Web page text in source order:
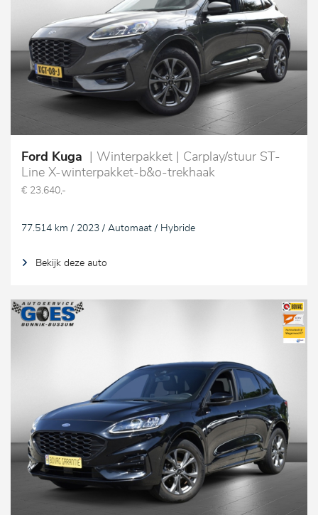
Ford Kuga
| Winterpakket | Carplay/stuur ST-
Line X-winterpakket-b&o-trekhaak
€ 23.640,-
77.514 km / 2023 / Automaat / Hybride
Bekijk deze auto